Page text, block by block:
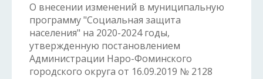
О внесении изменений в муниципальную
программу "Социальная защита
населения" на 2020-2024 годы,
утвержденную постановлением
Администрации Наро-Фоминского
городского округа от 16.09.2019 № 2128